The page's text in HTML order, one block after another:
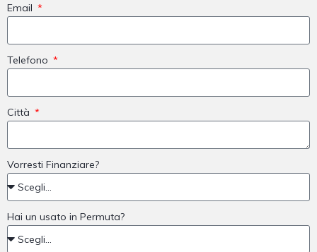
Email
Telefono
Città
Vorresti Finanziare?
Hai un usato in Permuta?